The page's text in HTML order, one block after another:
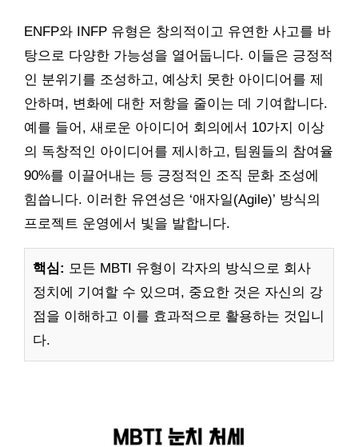
ENFP와 INFP 유형은 창의적이고 유연한 사고를 바
탕으로 다양한 가능성을 열어둡니다. 이들은 긍정적
인 분위기를 조성하고, 예상치 못한 아이디어를 제
안하며, 변화에 대한 저항을 줄이는 데 기여합니다.
예를 들어, 새로운 아이디어 회의에서 10가지 이상
의 독창적인 아이디어를 제시하고, 팀원들의 참여율
90%를 이끌어내는 등 긍정적인 조직 문화 조성에
힘씁니다. 이러한 유연성은 ‘애자일(Agile)’ 방식의
프로젝트 운영에서 빛을 발합니다.
핵심: 모든 MBTI 유형이 각자의 방식으로 회사
정치에 기여할 수 있으며, 중요한 것은 자신의 강
점을 이해하고 이를 효과적으로 활용하는 것입니
다.